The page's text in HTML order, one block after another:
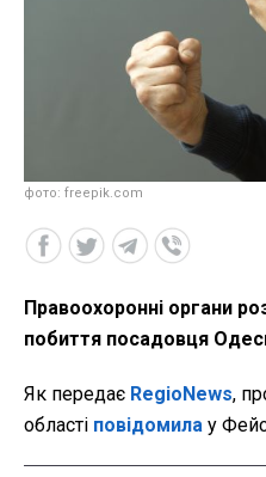
фото: freepik.com
Правоохоронні органи
побиття посадовця
Як передає RegioNews,
області повідомила у